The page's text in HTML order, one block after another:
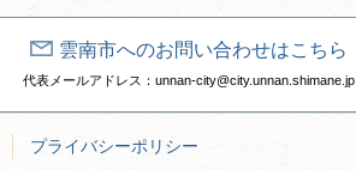
雲南市へのお問い合わせはこちら
代表メールアドレス：unnan-city@city.unnan.shimane.jp
プライバシーポリシー